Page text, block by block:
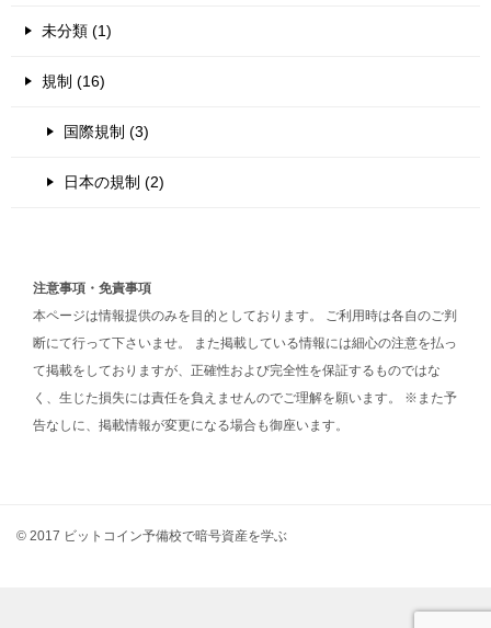
未分類 (1)
規制 (16)
国際規制 (3)
日本の規制 (2)
注意事項・免責事項
本ページは情報提供のみを目的としております。 ご利用時は各自のご判
断にて行って下さいませ。 また掲載している情報には細心の注意を払っ
て掲載をしておりますが、正確性および完全性を保証するものではな
く、生じた損失には責任を負えませんのでご理解を願います。 ※また予
告なしに、掲載情報が変更になる場合も御座います。
© 2017 ビットコイン予備校で暗号資産を学ぶ